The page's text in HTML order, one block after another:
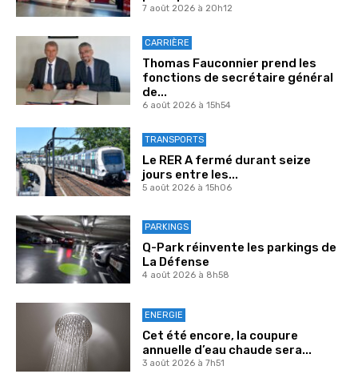
7 août 2026 à 20h12
CARRIÈRE
Thomas Fauconnier prend les
fonctions de secrétaire général
de...
6 août 2026 à 15h54
TRANSPORTS
Le RER A fermé durant seize
jours entre les...
5 août 2026 à 15h06
PARKINGS
Q-Park réinvente les parkings de
La Défense
4 août 2026 à 8h58
ENERGIE
Cet été encore, la coupure
annuelle d’eau chaude sera...
3 août 2026 à 7h51